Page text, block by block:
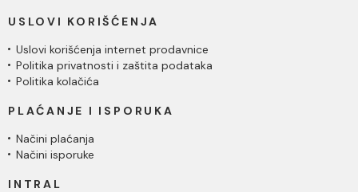
USLOVI KORIŠĆENJA
Uslovi korišćenja internet prodavnice
Politika privatnosti i zaštita podataka
Politika kolačića
PLAĆANJE I ISPORUKA
Načini plaćanja
Načini isporuke
INTRAL